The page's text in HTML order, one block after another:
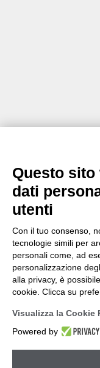
Questo
dati
utenti
Con il tuo consenso,
tecnologie simili per
personali come, ad
personalizzazione
alla privacy, è
cookie. Clicca su
Visualizza la Cookie
Powered by